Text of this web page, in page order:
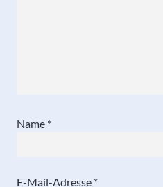
Name *
E-Mail-Adresse *